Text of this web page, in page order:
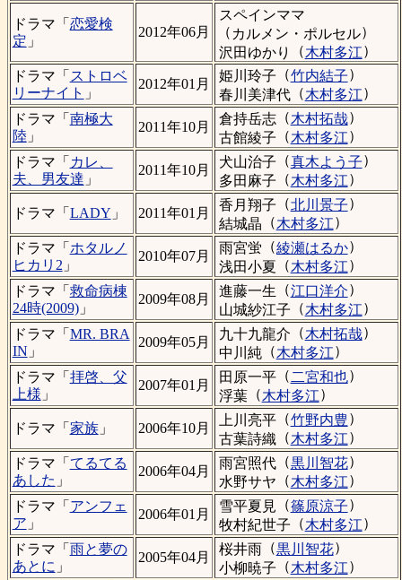
ドラマ「 恋愛検
定 」
2012年06月
スペインママ
（ カルメン・ポルセル）
沢田ゆかり
（木村多江）
ドラマ「 ストロベ
リーナイト 」
2012年01月
姫川玲子 （竹内結子）
春川美津代 （木村多江）
ドラマ「 南極大
陸」
2011年10月
倉持岳志（木村拓哉）
古館綾子 （木村多江）
ドラマ「 カレ、
夫、男友達 」
2011年10月
犬山治子 （真木よう子）
多田麻子 （木村多江）
ドラマ「 LADY 」 2011年01月
香月翔子 （北川景子）
結城晶 （木村多江）
ドラマ「 ホタルノ
ヒカリ2 」
2010年07月
雨宮蛍 （綾瀬はるか）
浅田小夏 （木村多江）
ドラマ「 救命病棟
24時(2009)」
2009年08月
進藤一生 （江口洋介）
山城紗江子 （木村多江）
ドラマ「 MR. BRA
IN 」
2009年05月
九十九龍介 （木村拓哉）
中川純 （木村多江）
ドラマ「 拝啓、父
上様 」
2007年01月
田原一平（ 二宮和也）
浮葉（木村多江）
ドラマ「 家族」 2006年10月
上川亮平（竹野内豊）
古葉詩織 （木村多江）
ドラマ「 てるてる
あした 」
2006年04月
雨宮照代 （黒川智花）
水野サヤ （木村多江）
ドラマ「 アンフェ
ア 」
2006年01月
雪平夏見 （篠原涼子）
牧村紀世子 （木村多江）
ドラマ「 雨と夢の
あとに 」
2005年04月
桜井雨（黒川智花）
小柳暁子 （木村多江）